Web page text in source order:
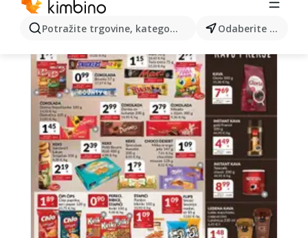
Potražite trgovine, kategorije, proizvode... Odaberite grad